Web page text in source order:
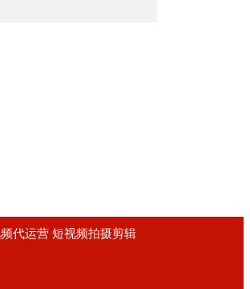
代运营 短视频拍摄剪辑